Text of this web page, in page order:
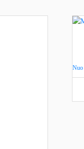
Nuo